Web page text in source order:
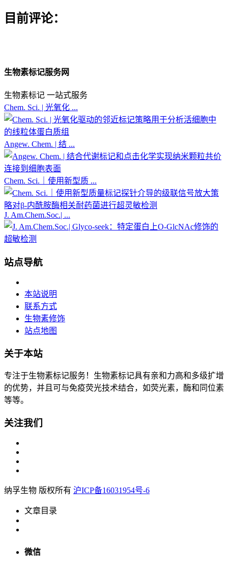
目前评论：
生物素标记服务网
生物素标记 一站式服务
Chem. Sci. | 光氧化 ...
Angew. Chem. | 结 ...
Chem. Sci.｜使用新型质 ...
J. Am.Chem.Soc.| ...
站点导航
本站说明
联系方式
生物素修饰
站点地图
关于本站
专注于生物素标记服务！生物素标记具有亲和力高和多级扩增
的优势，并且可与免疫荧光技术结合，如荧光素，酶和同位素
等等。
关注我们
纳孚生物 版权所有 沪ICP备16031954号-6
文章目录
微信